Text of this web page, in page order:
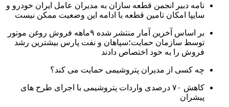
نامه دبیر انجمن قطعه سازان به مدیران عامل ایران خودرو و
سایپا امکان تامین قطعه با ادامه این وضعیت ممکن نیست
بر اساس آخرین آمار منتشر شده ۹ماهه فروش روغن موتور
توسط سازمان حمایت؛سپاهان و نفت پارس بیشترین رشد
فروش را به خود اختصاص دادند
چه کسی از مدیران پتروشیمی حمایت می کند؟
کاهش ۷۰ درصدی واردات پتروشیمی با اجرای طرح های
پیشران